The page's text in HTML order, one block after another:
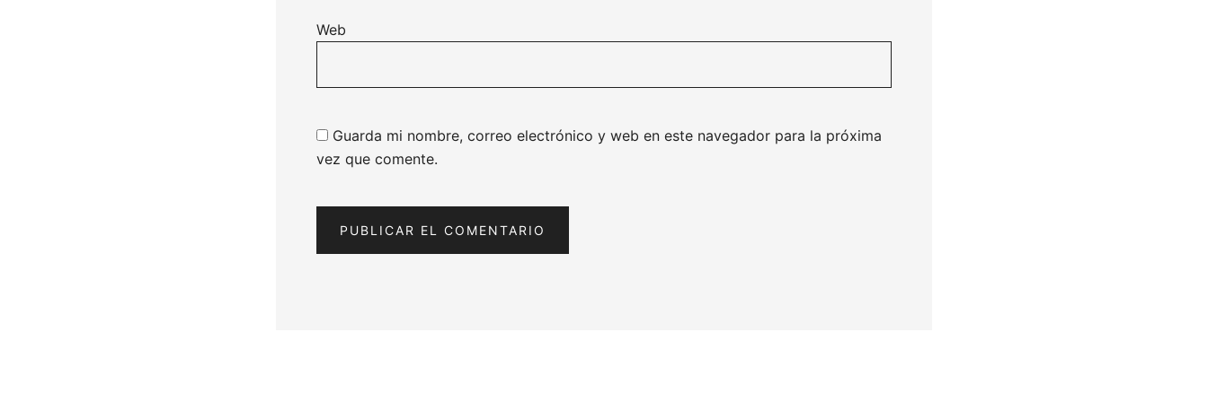
Web
Guarda mi nombre, correo electrónico y web en este navegador para la próxima
vez que comente.